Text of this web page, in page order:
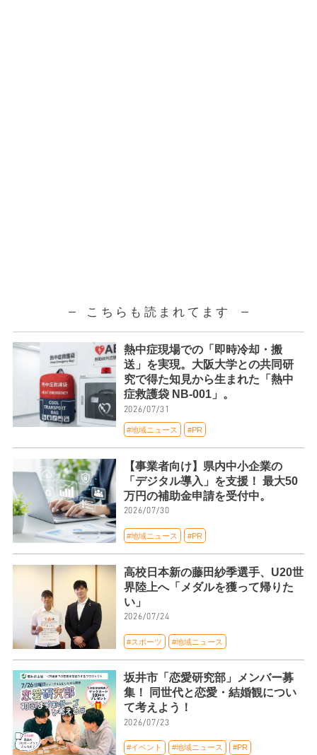
こちらも読まれてます
熱中症現場での「即時冷却・搬
送」を実現。大阪大学との共同研
究で得た知見から生まれた「熱中
症救護袋 NB-001」。
2026/07/31
#地域ニュース #PR
【事業者向け】県内中小企業の
「デジタル導入」を支援！ 最大50
万円の補助金申請を受付中。
2026/07/30
#地域ニュース #PR
高校日本新の藤田紗季選手、U20世
界陸上へ「メダルを獲って帰りた
い」
2026/07/24
#スポーツ #地域ニュース
坂井市「恋愛研究部」メンバー募
集！ 同世代と恋愛・結婚観につい
て考えよう！
2026/07/23
#イベント #地域ニュース #PR